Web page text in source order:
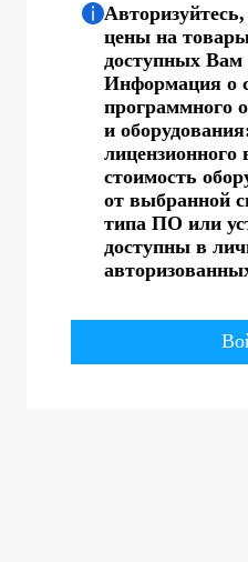
цены на
доступных Вам
Информация о
программного
и
лицензионного
стоимость
от выбранной
типа ПО или
доступны в